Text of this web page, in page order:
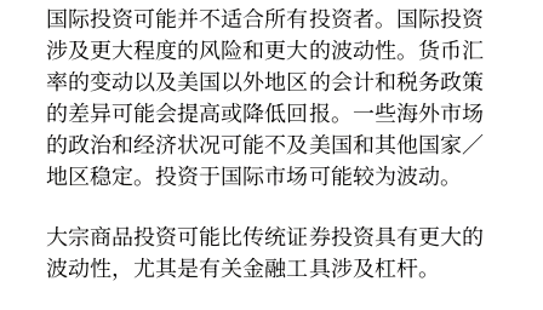
国际投资可能并不适合所有投资者。国际投资
涉及更大程度的风险和更大的波动性。货币汇
率的变动以及美国以外地区的会计和税务政策
的差异可能会提高或降低回报。一些海外市场
的政治和经济状况可能不及美国和其他国家／
地区稳定。投资于国际市场可能较为波动。
大宗商品投资可能比传统证券投资具有更大的
波动性，尤其是有关金融工具涉及杠杆。